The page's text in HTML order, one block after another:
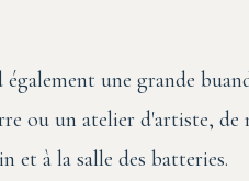
également une grande
ou un atelier d'artiste, de
et à la salle des batteries.